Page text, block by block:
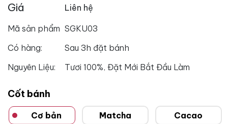
Giá Liên hệ
Mã sản phẩm SGKU03
Có hàng:
Sau 3h đặt bánh
Nguyên Liệu:
Tươi 100%, Đặt Mới Bắt Đầu Làm
Cốt bánh
Cơ bản Matcha Cacao